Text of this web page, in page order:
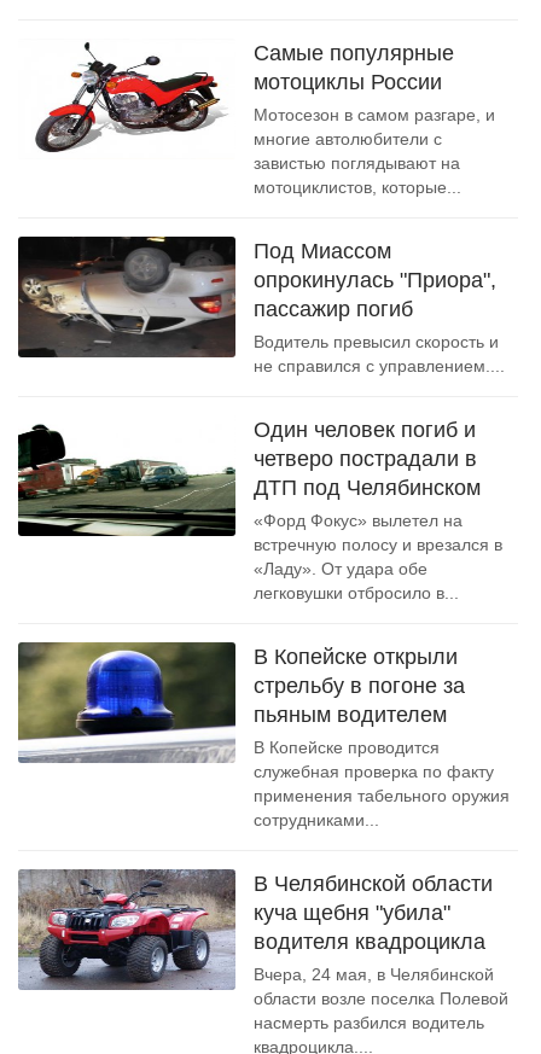
Cамые популярные
мотоциклы России
Мотосезон в самом разгаре, и
многие автолюбители с
завистью поглядывают на
мотоциклистов, которые...
Под Миассом
опрокинулась "Приора",
пассажир погиб
Водитель превысил скорость и
не справился с управлением....
Один человек погиб и
четверо пострадали в
ДТП под Челябинском
«Форд Фокус» вылетел на
встречную полосу и врезался в
«Ладу». От удара обе
легковушки отбросило в...
В Копейске открыли
стрельбу в погоне за
пьяным водителем
В Копейске проводится
служебная проверка по факту
применения табельного оружия
сотрудниками...
В Челябинской области
куча щебня "убила"
водителя квадроцикла
Вчера, 24 мая, в Челябинской
области возле поселка Полевой
насмерть разбился водитель
квадроцикла....